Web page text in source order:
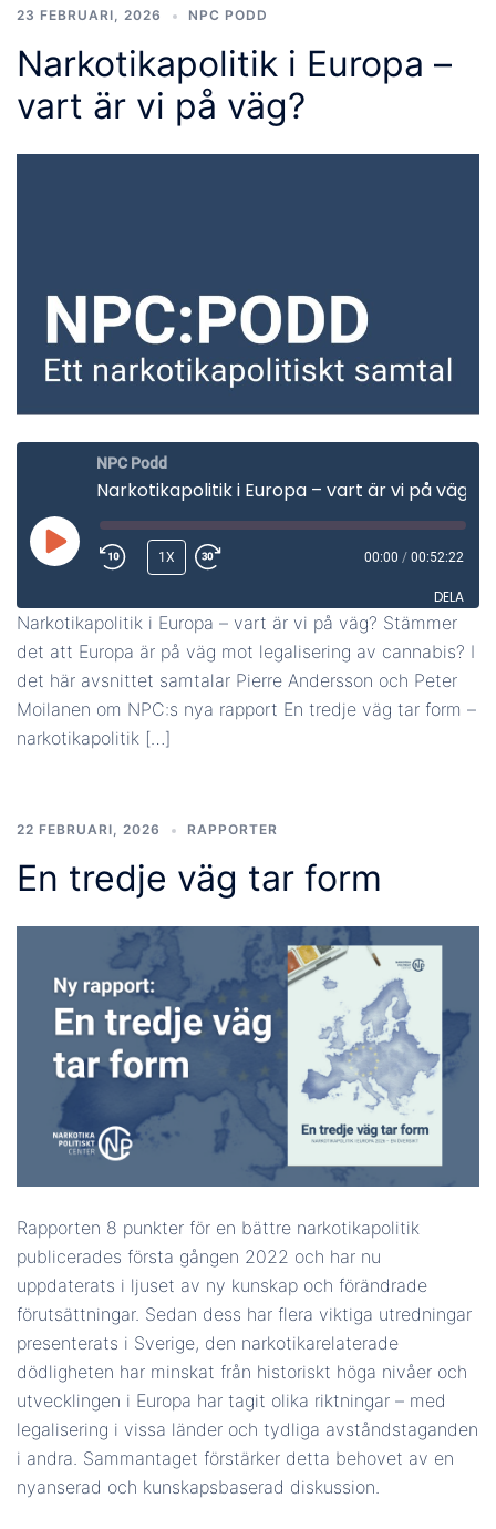
23 FEBRUARI, 2026 NPC PODD
Narkotikapolitik i Europa –
vart är vi på väg?
NPC Podd
Narkotikapolitik i Europa – vart är vi på väg?
SPELA
AVSNITT
1X 00:00 / 00:52:22
DELA
DELA
LÄNK
BÄDDA IN
Narkotikapolitik i Europa – vart är vi på väg? Stämmer
det att Europa är på väg mot legalisering av cannabis? I
det här avsnittet samtalar Pierre Andersson och Peter
Moilanen om NPC:s nya rapport En tredje väg tar form –
narkotikapolitik […]
22 FEBRUARI, 2026 RAPPORTER
En tredje väg tar form
Rapporten 8 punkter för en bättre narkotikapolitik
publicerades första gången 2022 och har nu
uppdaterats i ljuset av ny kunskap och förändrade
förutsättningar. Sedan dess har flera viktiga utredningar
presenterats i Sverige, den narkotikarelaterade
dödligheten har minskat från historiskt höga nivåer och
utvecklingen i Europa har tagit olika riktningar – med
legalisering i vissa länder och tydliga avståndstaganden
i andra. Sammantaget förstärker detta behovet av en
nyanserad och kunskapsbaserad diskussion.